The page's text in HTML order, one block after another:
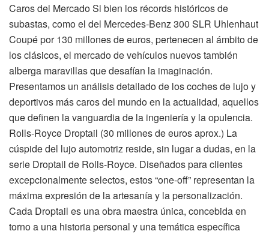
Caros del Mercado Si bien los récords históricos de
subastas, como el del Mercedes-Benz 300 SLR Uhlenhaut
Coupé por 130 millones de euros, pertenecen al ámbito de
los clásicos, el mercado de vehículos nuevos también
alberga maravillas que desafían la imaginación.
Presentamos un análisis detallado de los coches de lujo y
deportivos más caros del mundo en la actualidad, aquellos
que definen la vanguardia de la ingeniería y la opulencia.
Rolls-Royce Droptail (30 millones de euros aprox.) La
cúspide del lujo automotriz reside, sin lugar a dudas, en la
serie Droptail de Rolls-Royce. Diseñados para clientes
excepcionalmente selectos, estos “one-off” representan la
máxima expresión de la artesanía y la personalización.
Cada Droptail es una obra maestra única, concebida en
torno a una historia personal y una temática específica